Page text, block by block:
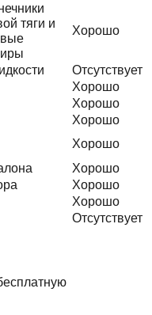
тяги и
Хорошо
Отсутствует
Хорошо
Хорошо
Хорошо
Хорошо
Хорошо
Хорошо
Хорошо
Отсутствует